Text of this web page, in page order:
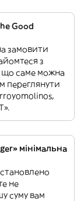
Good
замовити
з
що саме можна
переглянути
мінімальна
не
суму вам